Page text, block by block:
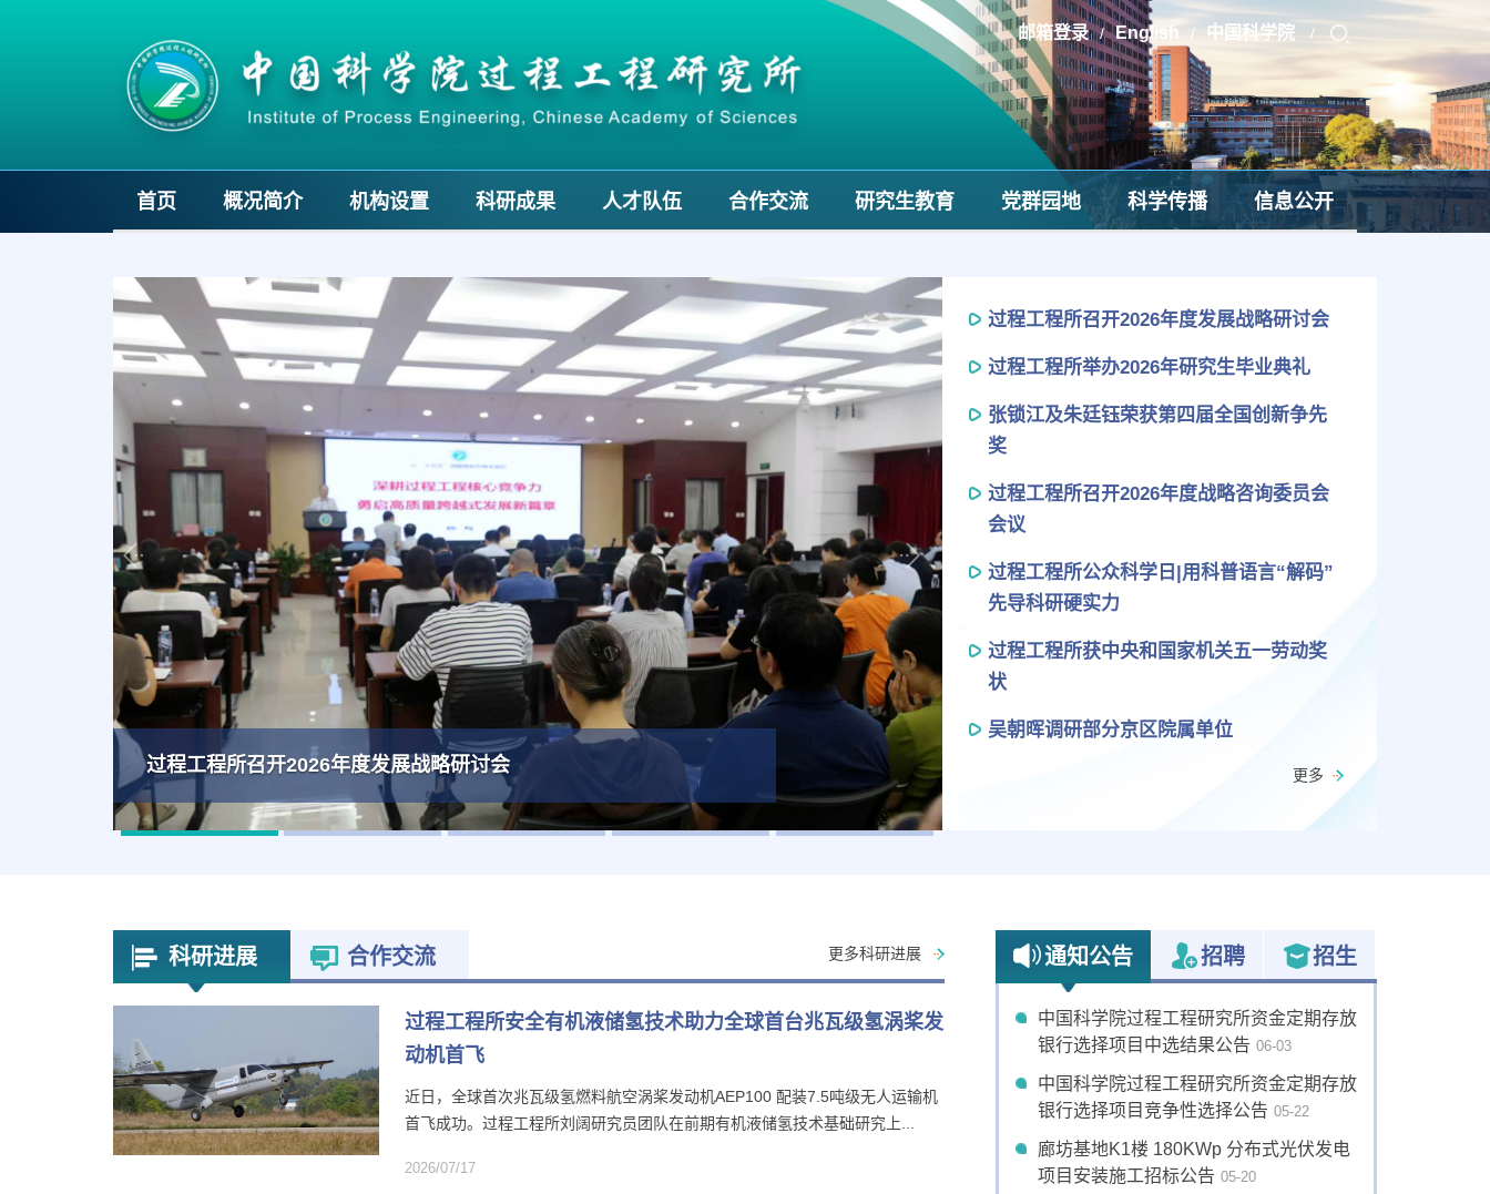
邮箱登录 / English / 中国科学院 /
首页 概况简介 机构设置 科研成果 人才队伍 合作交流 研究生教育 党群园地 科学传播 信息公开
过程工程所召开2026年度发展战略研讨会
Previous Next
过程工程所召开2026年度发展战略研讨会
过程工程所举办2026年研究生毕业典礼
张锁江及朱廷钰荣获第四届全国创新争先
奖
过程工程所召开2026年度战略咨询委员会
会议
过程工程所公众科学日|用科普语言“解码”
先导科研硬实力
过程工程所获中央和国家机关五一劳动奖
状
吴朝晖调研部分京区院属单位
更多
科研进展 合作交流 更多科研进展
过程工程所安全有机液储氢技术助力全球首台兆瓦级氢涡桨发
动机首飞
近日，全球首次兆瓦级氢燃料航空涡桨发动机AEP100 配装7.5吨级无人运输机
首飞成功。过程工程所刘阔研究员团队在前期有机液储氢技术基础研究上...
2026/07/17
通知公告 招聘 招生
中国科学院过程工程研究所资金定期存放
银行选择项目中选结果公告 06-03
中国科学院过程工程研究所资金定期存放
银行选择项目竞争性选择公告 05-22
廊坊基地K1楼 180KWp 分布式光伏发电
项目安装施工招标公告 05-20